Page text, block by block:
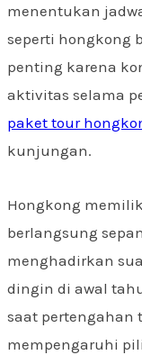
menentukan
seperti hongkong
penting karena
aktivitas selama
paket tour
kunjungan.
Hongkong
berlangsung
menghadirkan
dingin di awal
saat pertengahan
mempengaruhi